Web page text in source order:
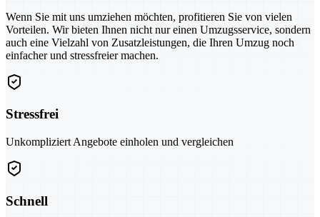
Wenn Sie mit uns umziehen möchten, profitieren Sie von vielen
Vorteilen. Wir bieten Ihnen nicht nur einen Umzugsservice, sondern
auch eine Vielzahl von Zusatzleistungen, die Ihren Umzug noch
einfacher und stressfreier machen.
Stressfrei
Unkompliziert Angebote einholen und vergleichen
Schnell